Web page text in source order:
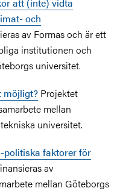
och
av Formas och är ett
institutionen och
universitet.
möjligt? Projektet
mellan
universitet.
politiska faktorer för
av
mellan Göteborgs